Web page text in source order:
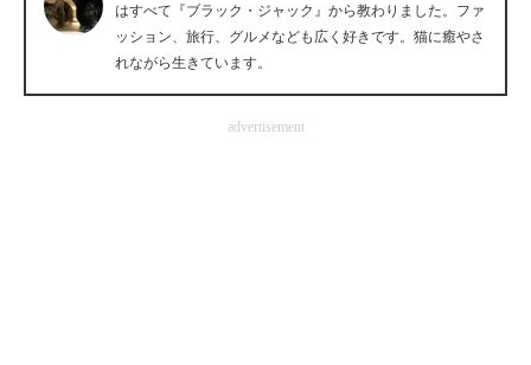
企業ITのトレンドを詳説
経営リーダーのコミュニティ
はすべて『ブラック・ジャック』から教わりました。ファ
ッション、旅行、グルメなども広く好きです。猫に癒やさ
れながら生きています。
advertisement